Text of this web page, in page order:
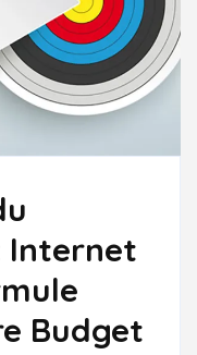
Internet
Budget